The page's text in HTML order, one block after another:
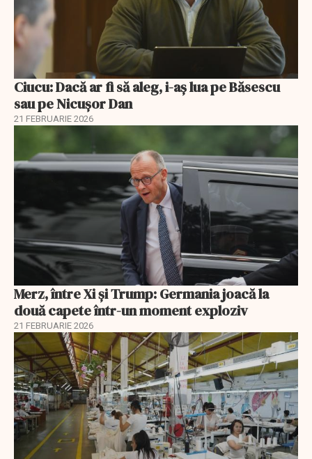
Ciucu: Dacă ar fi să aleg, i-aș lua pe Băsescu
sau pe Nicușor Dan
21 FEBRUARIE 2026
Merz, între Xi și Trump: Germania joacă la
două capete într-un moment exploziv
21 FEBRUARIE 2026